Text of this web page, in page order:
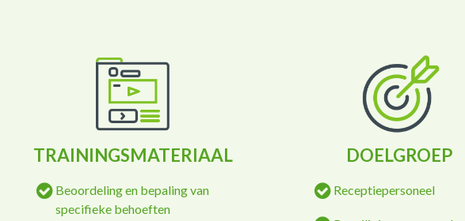
TRAININGSMATERIAAL
Beoordeling en bepaling van
specifieke behoeften
DOELGROEP
Receptiepersoneel